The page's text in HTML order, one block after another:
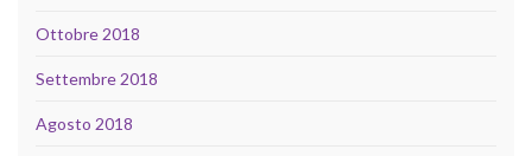
Ottobre 2018
Settembre 2018
Agosto 2018